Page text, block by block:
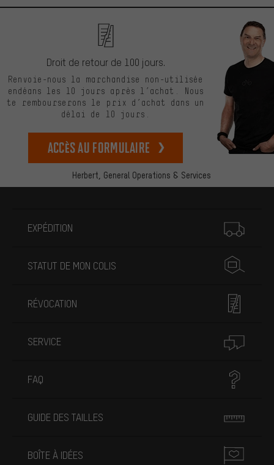
Herbert, General Operations & Services
Droit de retour de 100 jours.
Renvoie-nous la marchandise non-utilisée
endéans les 10 jours après l’achat. Nous
te rembourserons le prix d’achat dans un
délai de 10 jours.
Accès au formulaire
EXPÉDITION
STATUT DE MON COLIS
RÉVOCATION
SERVICE
FAQ
GUIDE DES TAILLES
BOÎTE À IDÉES